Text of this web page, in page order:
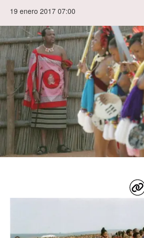
19 enero 2017 07:00